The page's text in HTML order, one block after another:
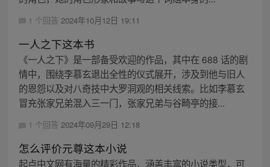
1 个回答 2024年10月12日 19:11
一人之下这本书
《一人之下》是一部备受欢迎的作品，其中在 688 话的剧
情中，围绕李慕玄退出全性的仪式展开，涉及到他与旧人
的恩怨以及对八奇技中大罗洞观的相关线索。比如李慕玄
冒充张家兄弟混入三一门，张家兄弟与谷畸亭的接...
1 个回答 2024年09月29日 12:18
怎么评价元尊这本小说
起点中文网有海量的精彩作品，涵盖丰富的小说类型，可